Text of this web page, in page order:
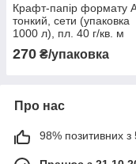
Крафт-папір формату
тонкий, сети (упаковка
1000 л), пл. 40 г/кв. м
270 ₴/упаковка
Про нас
98% позитивних з